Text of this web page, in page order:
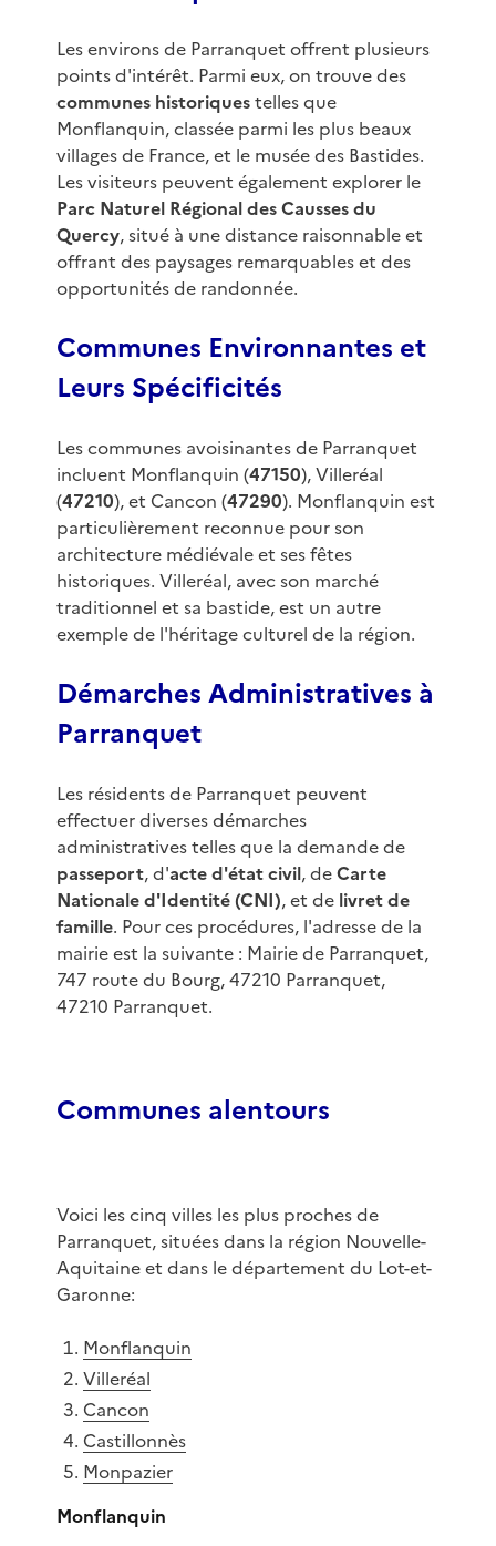
Les environs de Parranquet offrent plusieurs
points d'intérêt. Parmi eux, on trouve des
communes historiquestelles que
Monflanquin, classée parmi les plus beaux
villages de France, et le musée des Bastides.
Les visiteurs peuvent également explorer le
Parc Naturel Régional des Causses du
Quercy, situé à une distance raisonnable et
offrant des paysages remarquables et des
opportunités de randonnée.
Communes Environnantes et
Leurs Spécificités
Les communes avoisinantes de Parranquet
incluent Monflanquin (47150), Villeréal
(47210), et Cancon (47290). Monflanquin est
particulièrement reconnue pour son
architecture médiévale et ses fêtes
historiques. Villeréal, avec son marché
traditionnel et sa bastide, est un autre
exemple de l'héritage culturel de la région.
Démarches Administratives à
Parranquet
Les résidents de Parranquet peuvent
effectuer diverses démarches
administratives telles que la demande de
passeport, d'acte d'état civil, deCarte
Nationale d'Identité (CNI), et de livret de
famille. Pour ces procédures, l'adresse de la
mairie est la suivante : Mairie de Parranquet,
747 route du Bourg, 47210 Parranquet,
47210 Parranquet.
Communes alentours
Voici les cinq villes les plus proches de
Parranquet, situées dans la région Nouvelle-
Aquitaine et dans le département du Lot-et-
Garonne:
Monflanquin
Villeréal
Cancon
Castillonnès
Monpazier
Monflanquin